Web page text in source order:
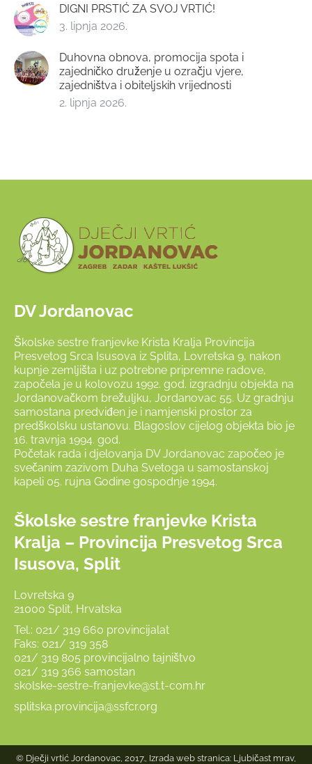
DIGNI PRSTIĆ ZA SVOJ VRTIĆ!
3. lipnja 2026.
Duhovna obnova, promocija spota i
zajedničko druženje u ozračju vjere,
zajedništva i obiteljskih vrijednosti
2. lipnja 2026.
DV Jordanovac
Školske sestre franjevke Krista Kralja Provincija
Presvetog Srca Isusova iz Splita, Lovretska 9, nakon
kupnje zemljišta i uz potrebne pripremne radove,
započela je u kolovozu 1992. god. izgradnju objekta na
Jordanovačkom brežuljku, Jordanovac 55. Uz gradnju
samostana predviđen je i namjenski prostor za
predškolsku ustanovu. Blagoslov cijelog objekta bio je
16. travnja 1994. god.
Početak rada i djelovanja DV Jordanovac započeo je
svečanim zazivom Duha Svetoga u samostanskoj
kapeli 05. rujna Godine gospodnje 1994.
Školske sestre franjevke Krista
Kralja – Provincija Presvetog Srca
Isusova, Split
Lovretska 9
21000 Split, Hrvatska
Tel.: 021/ 319 660 provincijalat
Faks: 021/ 319 358
021/ 319 805 provincijalno tajništvo
021/ 319 366 samostan
skolske-sestre-franjevke@st.t-com.hr
splitska.provincija@ssfcr.org
© Dječji vrtić Jordanovac, 2017., Izrada web stranica: Ljubičast mrav,